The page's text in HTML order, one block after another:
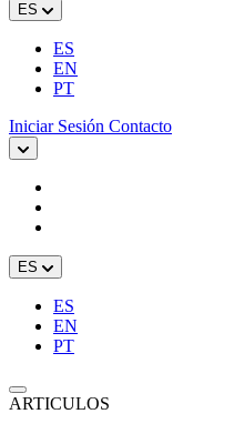
ES
ES
EN
PT
Iniciar Sesión Contacto
ES
ES
EN
PT
ARTICULOS